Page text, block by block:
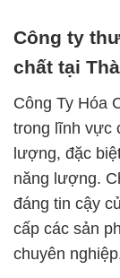
Công ty
chất tại
Công Ty Hóa
trong lĩnh vực
lượng, đặc
năng lượng.
đáng tin cậy
cấp các sản
chuyên